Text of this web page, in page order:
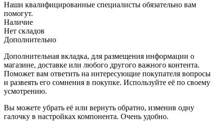
Наши квалифицированные специалисты обязательно вам
помогут.
Наличие
Нет складов
Дополнительно
Дополнительная вкладка, для размещения информации о
магазине, доставке или любого другого важного контента.
Поможет вам ответить на интересующие покупателя вопросы
и развеять его сомнения в покупке. Используйте её по своему
усмотрению.
Вы можете убрать её или вернуть обратно, изменив одну
галочку в настройках компонента. Очень удобно.